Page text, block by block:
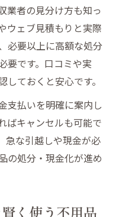
定堂にご相談くださ
いの組み合わせが
が選ばれる理由
化するためのポイ
で新生活に余裕を
業者の見分け方も知っ
ウェブ見積もりと実際
必要以上に高額な処分
要です。口コミや実
ておくと安心です。
支払いを明確に案内し
ばキャンセルも可能で
急な引越しや現金が必
の処分・現金化が進め
く使う不用品